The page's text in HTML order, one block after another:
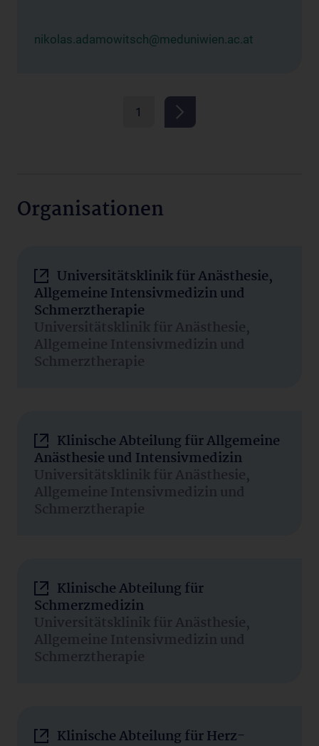
nikolas.adamowitsch@meduniwien.ac.at
1
Organisationen
Universitätsklinik für Anästhesie,
Allgemeine Intensivmedizin und
Schmerztherapie
Universitätsklinik für Anästhesie,
Allgemeine Intensivmedizin und
Schmerztherapie
Klinische Abteilung für Allgemeine
Anästhesie und Intensivmedizin
Universitätsklinik für Anästhesie,
Allgemeine Intensivmedizin und
Schmerztherapie
Klinische Abteilung für
Schmerzmedizin
Universitätsklinik für Anästhesie,
Allgemeine Intensivmedizin und
Schmerztherapie
Klinische Abteilung für Herz-